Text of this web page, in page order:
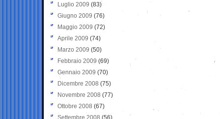
Luglio 2009 (83)
Giugno 2009 (76)
Maggio 2009 (72)
Aprile 2009 (74)
Marzo 2009 (50)
Febbraio 2009 (69)
Gennaio 2009 (70)
Dicembre 2008 (75)
Novembre 2008 (77)
Ottobre 2008 (67)
Settembre 2008 (56)